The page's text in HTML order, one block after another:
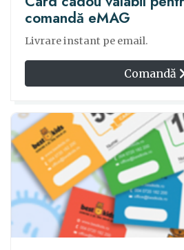
comandă eMAG
Livrare instant pe email.
Comandă